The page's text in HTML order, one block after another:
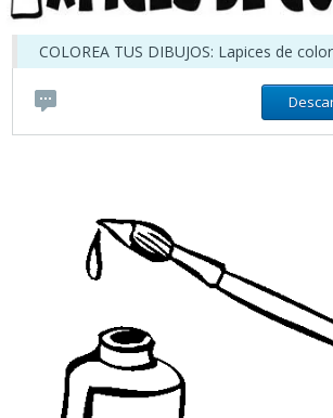
COLOREA TUS DIBUJOS: Lapices de